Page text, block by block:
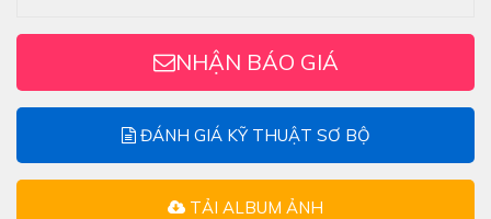
NHẬN BÁO GIÁ
ĐÁNH GIÁ KỸ THUẬT SƠ BỘ
TẢI ALBUM ẢNH